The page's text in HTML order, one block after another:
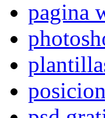
pagina